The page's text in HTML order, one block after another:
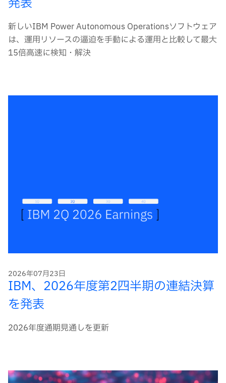
新しいIBM Power Autonomous Operationsソフトウェア
は、運用リソースの逼迫を手動による運用と比較して最大
15倍高速に検知・解決
2026年07月23日
IBM、2026年度第2四半期の連結決算
を発表
2026年度通期見通しを更新